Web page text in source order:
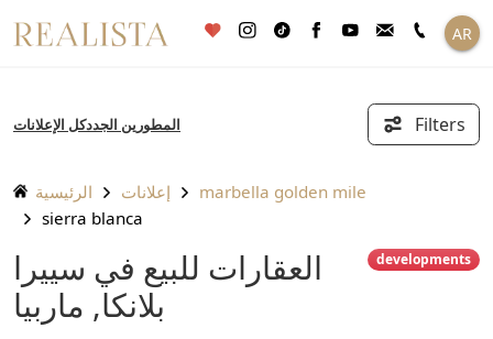
الى
AR
كل الإعلاناتالمطورين الجدد Filters
الرئيسية إعلانات
marbella golden mile
sierra blanca
developments
العقارات للبيع في سييرا
بلانكا, ماربيا